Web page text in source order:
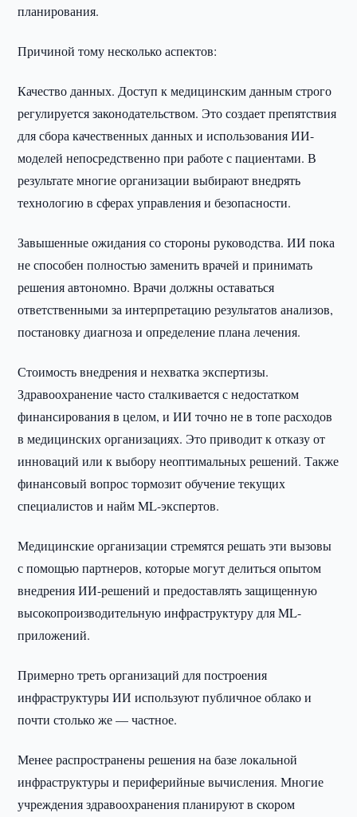
планирования.
Причиной тому несколько аспектов:
Качество данных. Доступ к медицинским данным строго
регулируется законодательством. Это создает препятствия
для сбора качественных данных и использования ИИ-
моделей непосредственно при работе с пациентами. В
результате многие организации выбирают внедрять
технологию в сферах управления и безопасности.
Завышенные ожидания со стороны руководства. ИИ пока
не способен полностью заменить врачей и принимать
решения автономно. Врачи должны оставаться
ответственными за интерпретацию результатов анализов,
постановку диагноза и определение плана лечения.
Стоимость внедрения и нехватка экспертизы.
Здравоохранение часто сталкивается с недостатком
финансирования в целом, и ИИ точно не в топе расходов
в медицинских организациях. Это приводит к отказу от
инноваций или к выбору неоптимальных решений. Также
финансовый вопрос тормозит обучение текущих
специалистов и найм ML-экспертов.
Медицинские организации стремятся решать эти вызовы
с помощью партнеров, которые могут делиться опытом
внедрения ИИ-решений и предоставлять защищенную
высокопроизводительную инфраструктуру для ML-
приложений.
Примерно треть организаций для построения
инфраструктуры ИИ используют публичное облако и
почти столько же — частное.
Менее распространены решения на базе локальной
инфраструктуры и периферийные вычисления. Многие
учреждения здравоохранения планируют в скором